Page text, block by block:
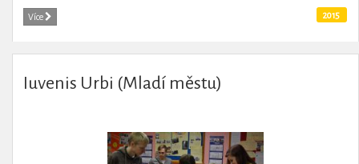
Více 2015
Iuvenis Urbi (Mladí městu)